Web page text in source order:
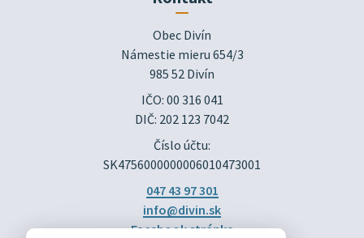
Obec Divín
Námestie mieru 654/3
985 52 Divín
IČO: 00 316 041
DIČ: 202 123 7042
Číslo účtu:
SK4756000000006010473001
047 43 97 301
info@divin.sk
Facebook stránka